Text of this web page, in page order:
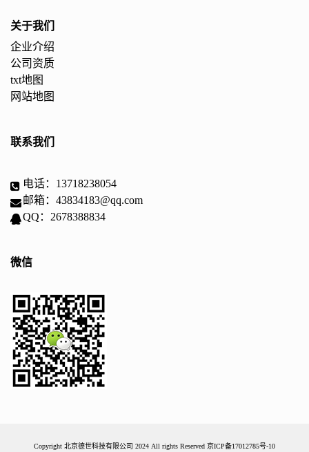
关于我们
企业介绍
公司资质
txt地图
网站地图
联系我们
电话：13718238054
邮箱：43834183@qq.com
QQ：2678388834
微信
Copyright 北京德世科技有限公司 2024 All rights Reserved 京ICP备17012785号-10